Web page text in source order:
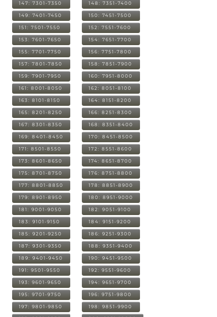
147: 7301-7350 148: 7351-7400
149: 7401-7450 150: 7451-7500
151: 7501-7550 152: 7551-7600
153: 7601-7650 154: 7651-7700
155: 7701-7750 156: 7751-7800
157: 7801-7850 158: 7851-7900
159: 7901-7950 160: 7951-8000
161: 8001-8050 162: 8051-8100
163: 8101-8150 164: 8151-8200
165: 8201-8250 166: 8251-8300
167: 8301-8350 168: 8351-8400
169: 8401-8450 170: 8451-8500
171: 8501-8550 172: 8551-8600
173: 8601-8650 174: 8651-8700
175: 8701-8750 176: 8751-8800
177: 8801-8850 178: 8851-8900
179: 8901-8950 180: 8951-9000
181: 9001-9050 182: 9051-9100
183: 9101-9150 184: 9151-9200
185: 9201-9250 186: 9251-9300
187: 9301-9350 188: 9351-9400
189: 9401-9450 190: 9451-9500
191: 9501-9550 192: 9551-9600
193: 9601-9650 194: 9651-9700
195: 9701-9750 196: 9751-9800
197: 9801-9850 198: 9851-9900